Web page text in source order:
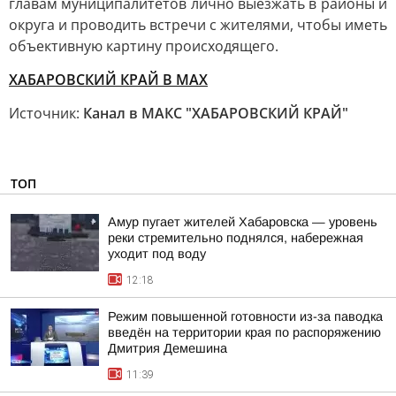
округа и проводить встречи с жителями, чтобы иметь
объективную картину происходящего.
ХАБАРОВСКИЙ КРАЙ В МАХ
Источник: Канал в МАКС "ХАБАРОВСКИЙ КРАЙ"
ТОП
Амур пугает жителей Хабаровска — уровень
реки стремительно поднялся, набережная
уходит под воду
12:18
Режим повышенной готовности из-за паводка
введён на территории края по распоряжению
Дмитрия Демешина
11:39